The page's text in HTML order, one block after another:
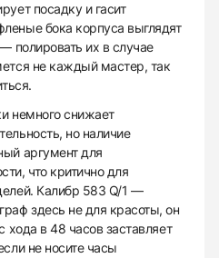
посадку и гасит
бока корпуса выглядят
полировать их в случае
не каждый мастер, так
немного снижает
но наличие
аргумент для
что критично для
Калибр 583 Q/1 —
здесь не для красоты, он
хода в 48 часов заставляет
не носите часы